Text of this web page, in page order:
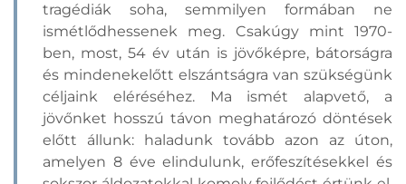
tragédiák soha, semmilyen formában ne
ismétlődhessenek meg. Csakúgy mint 1970-
ben, most, 54 év után is jövőképre, bátorságra
és mindenekelőtt elszántságra van szükségünk
céljaink eléréséhez. Ma ismét alapvető, a
jövőnket hosszú távon meghatározó döntések
előtt állunk: haladunk tovább azon az úton,
amelyen 8 éve elindulunk, erőfeszítésekkel és